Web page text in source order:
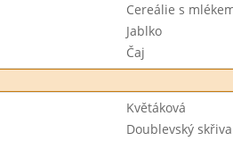
Cereálie s
Jablko
Čaj
Květáková
Doublevský